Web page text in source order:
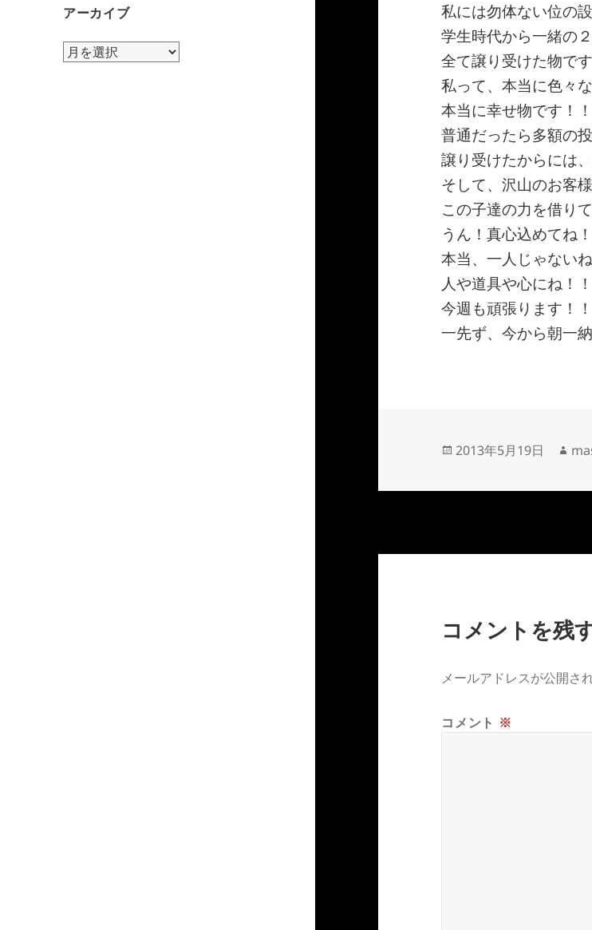
アーカイブ
ア
私には勿体ない位の
学生時代から一緒の
全て譲り受けた物で
私って、本当に色々
本当に幸せ物です！！
普通だったら多額の
譲り受けたからには
そして、沢山のお客
この子達の力を借り
うん！真心込めてね！
本当、一人じゃない
人や道具や心にね！！
今週も頑張ります！！
一先ず、今から朝一
投
日:
2013年5月19日
作
者
コメントを残
メールアドレスが公開さ
コメント ※